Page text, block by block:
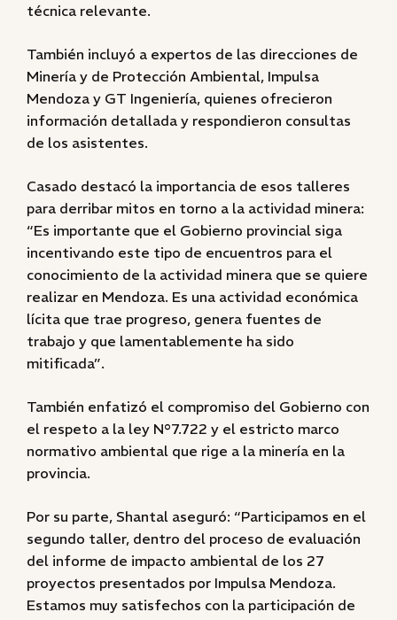
técnica relevante.
También incluyó a expertos de las direcciones de
Minería y de Protección Ambiental, Impulsa
Mendoza y GT Ingeniería, quienes ofrecieron
información detallada y respondieron consultas
de los asistentes.
Casado destacó la importancia de esos talleres
para derribar mitos en torno a la actividad minera:
“Es importante que el Gobierno provincial siga
incentivando este tipo de encuentros para el
conocimiento de la actividad minera que se quiere
realizar en Mendoza. Es una actividad económica
lícita que trae progreso, genera fuentes de
trabajo y que lamentablemente ha sido
mitificada”.
También enfatizó el compromiso del Gobierno con
el respeto a la ley N°7.722 y el estricto marco
normativo ambiental que rige a la minería en la
provincia.
Por su parte, Shantal aseguró: “Participamos en el
segundo taller, dentro del proceso de evaluación
del informe de impacto ambiental de los 27
proyectos presentados por Impulsa Mendoza.
Estamos muy satisfechos con la participación de